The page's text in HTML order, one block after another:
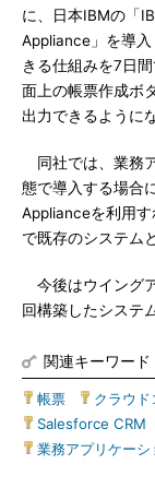
に、日本IBMの「
Appliance」を導
きる仕組みを7日
面上の帳票作成ボ
出力できるように
同社では、業務
態で導入する場合
Applianceを利用
で既存のシステム
今後はウイング
回構築したシステ
関連キーワード
帳票 クラウ
Salesforce CRM
業務アプリケーシ